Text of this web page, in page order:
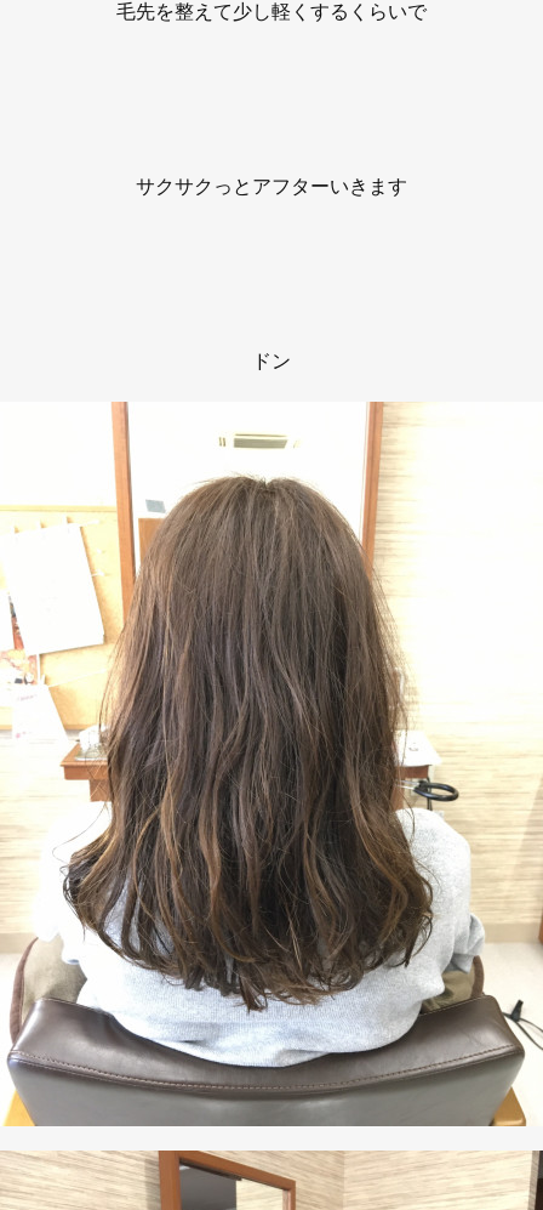
毛先を整えて少し軽くするくらいで
サクサクっとアフターいきます
ドン